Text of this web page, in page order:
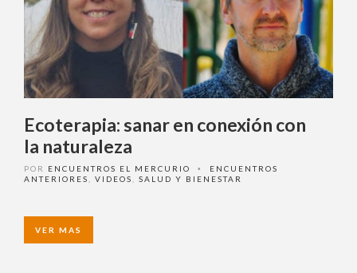
Ecoterapia: sanar en conexión con
la naturaleza
POR ENCUENTROS EL MERCURIO •
ENCUENTROS
ANTERIORES
VIDEOS SALUD Y BIENESTAR
VER MAS